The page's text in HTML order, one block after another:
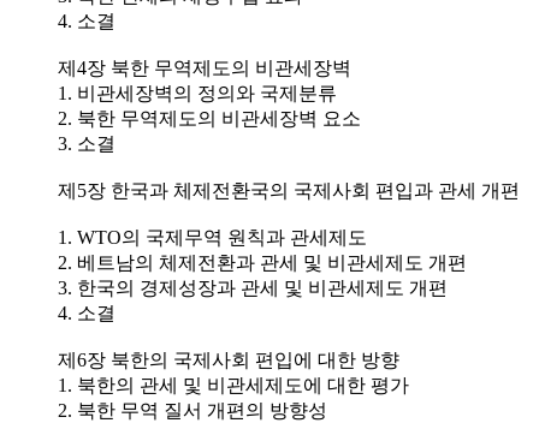
4. 소결
제4장 북한 무역제도의 비관세장벽
1. 비관세장벽의 정의와 국제분류
2. 북한 무역제도의 비관세장벽 요소
3. 소결
제5장 한국과 체제전환국의 국제사회 편입과 관세 개편
1. WTO의 국제무역 원칙과 관세제도
2. 베트남의 체제전환과 관세 및 비관세제도 개편
3. 한국의 경제성장과 관세 및 비관세제도 개편
4. 소결
제6장 북한의 국제사회 편입에 대한 방향
1. 북한의 관세 및 비관세제도에 대한 평가
2. 북한 무역 질서 개편의 방향성